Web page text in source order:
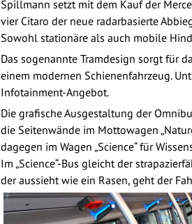
Spillmann setzt mit dem Kauf der
vier Citaro der neue radarbasierte
Sowohl stationäre als auch mobile
Das sogenannte Tramdesign sorgt für
einem modernen Schienenfahrzeug.
Infotainment-Angebot.
Die grafische Ausgestaltung der
die Seitenwände im Mottowagen
dagegen im Wagen „Science“ für
Im „Science“-Bus gleicht der
der aussieht wie ein Rasen, geht der